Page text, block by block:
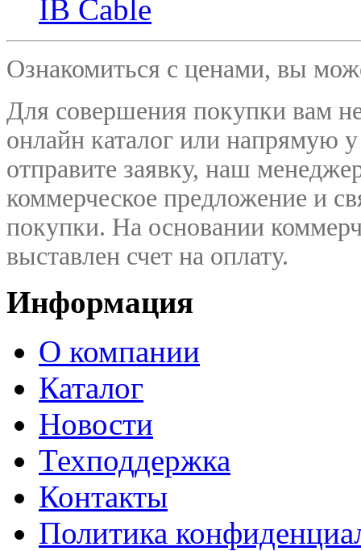
IB Cable
Ознакомиться с ценами, вы
Для совершения покупки вам
онлайн каталог или напрямую
отправите заявку, наш
коммерческое предложение и
покупки. На основании
выставлен счет на оплату.
Информация
О компании
Каталог
Новости
Техподдержка
Контакты
Политика